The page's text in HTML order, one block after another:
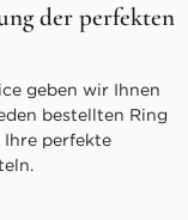
der perfekten
geben wir Ihnen
bestellten Ring
Ihre perfekte